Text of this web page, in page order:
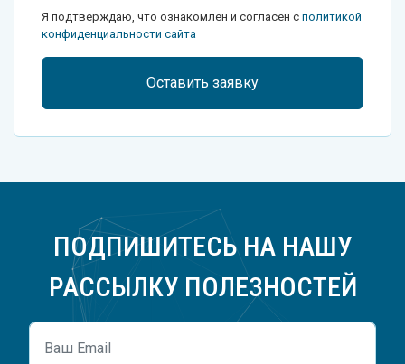
Я подтверждаю, что ознакомлен и согласен с политикой
конфиденциальности сайта
Оставить заявку
ПОДПИШИТЕСЬ НА НАШУ
РАССЫЛКУ ПОЛЕЗНОСТЕЙ